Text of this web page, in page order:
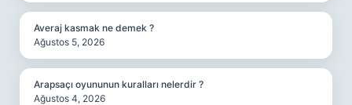
Averaj kasmak ne demek ?
Ağustos 5, 2026
Arapsaçı oyununun kuralları nelerdir ?
Ağustos 4, 2026